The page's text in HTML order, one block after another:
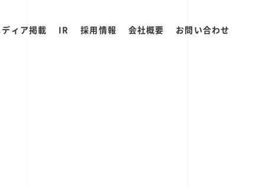
ィア掲載 IR 採用情報 会社概要 お問い合わせ